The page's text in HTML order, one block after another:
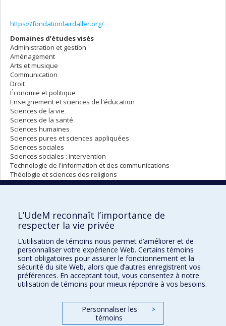
https://fondationlairdaller.org/
Domaines d’études visés
Administration et gestion
Aménagement
Arts et musique
Communication
Droit
Économie et politique
Enseignement et sciences de l'éducation
Sciences de la vie
Sciences de la santé
Sciences humaines
Sciences pures et sciences appliquées
Sciences sociales
Sciences sociales : intervention
Technologie de l'information et des communications
Théologie et sciences des religions
[SVÉ, 289886]
Retour à l’ensemble des résultats
L’UdeM reconnaît l’importance de
respecter la vie privée
L’utilisation de témoins nous permet d’améliorer et de
personnaliser votre expérience Web. Certains témoins
sont obligatoires pour assurer le fonctionnement et la
sécurité du site Web, alors que d’autres enregistrent vos
préférences. En acceptant tout, vous consentez à notre
utilisation de témoins pour mieux répondre à vos besoins.
Personnaliser les
témoins
>